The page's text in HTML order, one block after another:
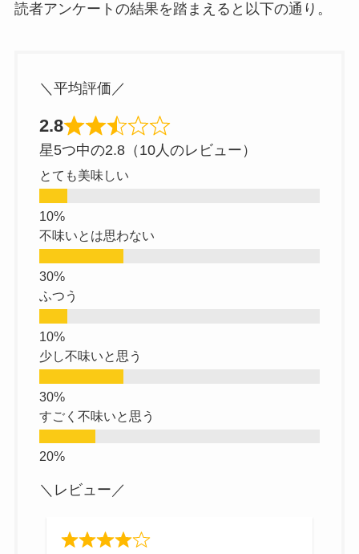
読者アンケートの結果を踏まえると以下の通り。
＼平均評価／
2.8
星5つ中の2.8（10人のレビュー）
とても美味しい
不味いとは思わない
ふつう
少し不味いと思う
すごく不味いと思う
＼レビュー／